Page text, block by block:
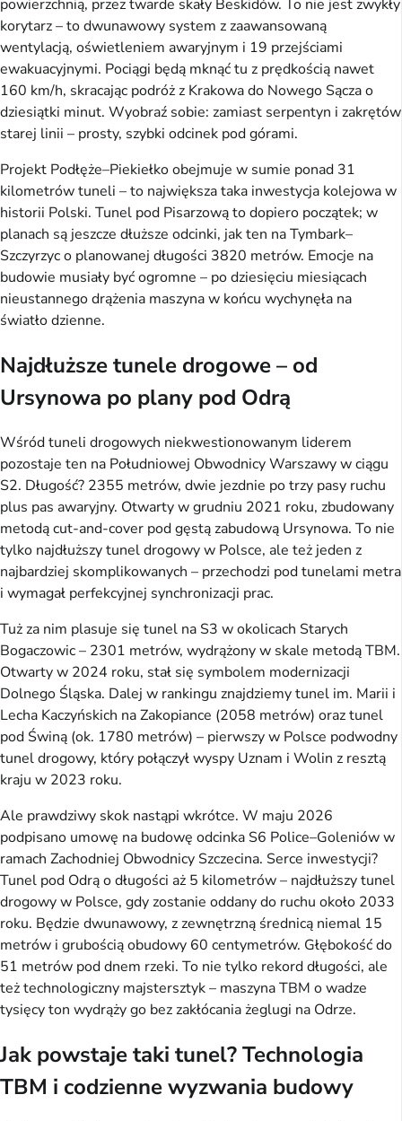
powierzchnią, przez twarde skały Beskidów. To nie jest zwykły
korytarz – to dwunawowy system z zaawansowaną
wentylacją, oświetleniem awaryjnym i 19 przejściami
ewakuacyjnymi. Pociągi będą mknąć tu z prędkością nawet
160 km/h, skracając podróż z Krakowa do Nowego Sącza o
dziesiątki minut. Wyobraź sobie: zamiast serpentyn i zakrętów
starej linii – prosty, szybki odcinek pod górami.
Projekt Podłęże–Piekiełko obejmuje w sumie ponad 31
kilometrów tuneli – to największa taka inwestycja kolejowa w
historii Polski. Tunel pod Pisarzową to dopiero początek; w
planach są jeszcze dłuższe odcinki, jak ten na Tymbark–
Szczyrzyc o planowanej długości 3820 metrów. Emocje na
budowie musiały być ogromne – po dziesięciu miesiącach
nieustannego drążenia maszyna w końcu wychynęła na
światło dzienne.
Najdłuższe tunele drogowe – od
Ursynowa po plany pod Odrą
Wśród tuneli drogowych niekwestionowanym liderem
pozostaje ten na Południowej Obwodnicy Warszawy w ciągu
S2. Długość? 2355 metrów, dwie jezdnie po trzy pasy ruchu
plus pas awaryjny. Otwarty w grudniu 2021 roku, zbudowany
metodą cut-and-cover pod gęstą zabudową Ursynowa. To nie
tylko najdłuższy tunel drogowy w Polsce, ale też jeden z
najbardziej skomplikowanych – przechodzi pod tunelami metra
i wymagał perfekcyjnej synchronizacji prac.
Tuż za nim plasuje się tunel na S3 w okolicach Starych
Bogaczowic – 2301 metrów, wydrążony w skale metodą TBM.
Otwarty w 2024 roku, stał się symbolem modernizacji
Dolnego Śląska. Dalej w rankingu znajdziemy tunel im. Marii i
Lecha Kaczyńskich na Zakopiance (2058 metrów) oraz tunel
pod Świną (ok. 1780 metrów) – pierwszy w Polsce podwodny
tunel drogowy, który połączył wyspy Uznam i Wolin z resztą
kraju w 2023 roku.
Ale prawdziwy skok nastąpi wkrótce. W maju 2026
podpisano umowę na budowę odcinka S6 Police–Goleniów w
ramach Zachodniej Obwodnicy Szczecina. Serce inwestycji?
Tunel pod Odrą o długości aż 5 kilometrów – najdłuższy tunel
drogowy w Polsce, gdy zostanie oddany do ruchu około 2033
roku. Będzie dwunawowy, z zewnętrzną średnicą niemal 15
metrów i grubością obudowy 60 centymetrów. Głębokość do
51 metrów pod dnem rzeki. To nie tylko rekord długości, ale
też technologiczny majstersztyk – maszyna TBM o wadze
tysięcy ton wydrąży go bez zakłócania żeglugi na Odrze.
Jak powstaje taki tunel? Technologia
TBM i codzienne wyzwania budowy